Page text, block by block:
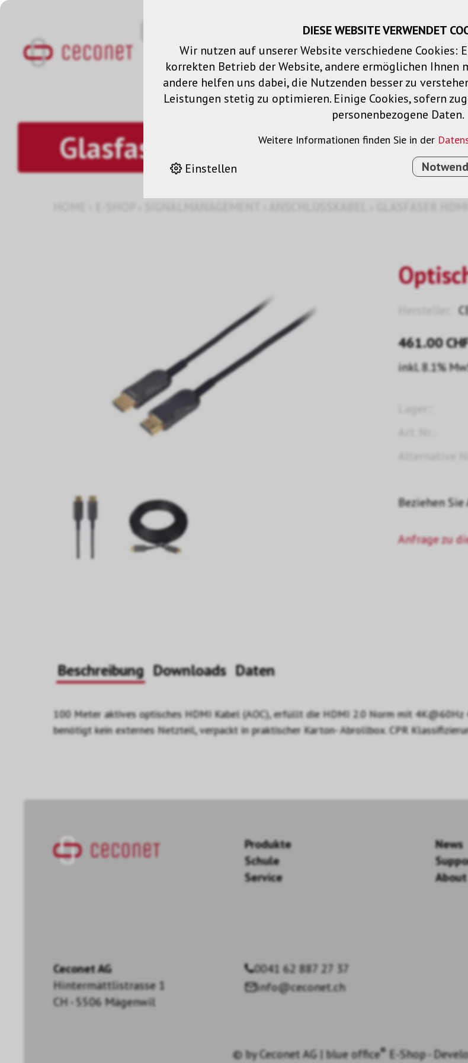
Warenkorb Merklisten
Produkte Lösungen
Glasfaser HDMI-HDMI
461.00
inkl. 8.1%
Beziehen
Anfrage zu
Beschreibung Downloads Daten
100 Meter aktives optisches HDMI Kabel (AOC), erfüllt die HDMI 2.0 Norm mit
benötigt kein externes Netzteil, verpackt in praktischer Karton- Abrollbox. CPR
Produkte
Schule
Service
News
About
Ceconet AG
Hintermättlistrasse 1
CH - 5506 Mägenwil
0041 62 887 27 37
info@ceconet.ch
© byCeconet AG|blue office®E-Shop -
DIESE WEBSITE VERWENDET
Wir nutzen auf unserer Website verschiedene
korrekten Betrieb der Website, andere ermöglichen
andere helfen uns dabei, die Nutzenden besser zu
Leistungen stetig zu optimieren. Einige Cookies, sofern
personenbezogene Daten.
Weitere Informationen finden Sie in der
Einstellen